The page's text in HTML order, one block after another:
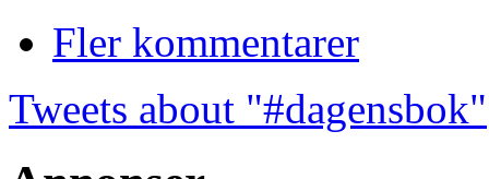
Fler kommentarer
Tweets about "#dagensbok"